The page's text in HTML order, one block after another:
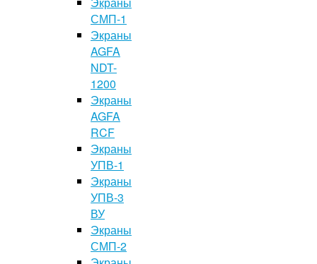
СМП-1
Экраны
AGFA
NDT-
1200
Экраны
AGFA
RCF
Экраны
УПВ-1
Экраны
УПВ-3
ВУ
Экраны
СМП-2